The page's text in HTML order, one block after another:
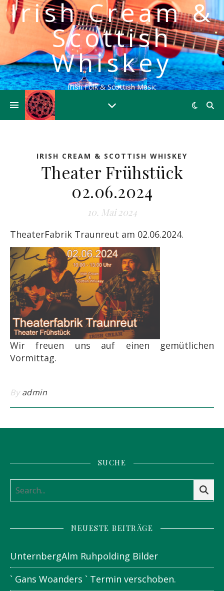
Irish Cream &
Scottish
Whiskey
Irish Folk & Scottish Music
IRISH CREAM & SCOTTISH WHISKEY
Theater Frühstück
02.06.2024
10. Mai 2024
TheaterFabrik Traunreut am 02.06.2024.
Wir freuen uns auf einen gemütlichen
Vormittag.
By admin
SUCHE
NEUESTE BEITRÄGE
UnternbergAlm Ruhpolding Bilder
` Gans Woanders ` Termin verschoben.